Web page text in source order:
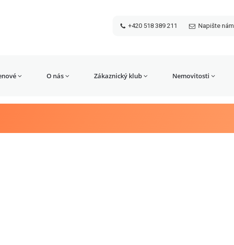
+420 518 389 211 Napište nám
O nás Zákaznický klub Nemovitosti